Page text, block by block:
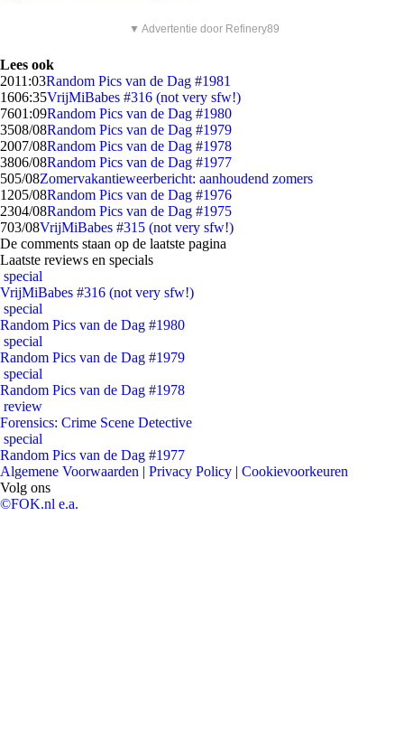
▼ Advertentie door Refinery89
Lees ook
2011:03Random Pics van de Dag #1981
1606:35VrijMiBabes #316 (not very sfw!)
7601:09Random Pics van de Dag #1980
3508/08Random Pics van de Dag #1979
2007/08Random Pics van de Dag #1978
3806/08Random Pics van de Dag #1977
505/08Zomervakantieweerbericht: aanhoudend zomers
1205/08Random Pics van de Dag #1976
2304/08Random Pics van de Dag #1975
703/08VrijMiBabes #315 (not very sfw!)
De comments staan op de laatste pagina
Laatste reviews en specials
special
VrijMiBabes #316 (not very sfw!)
special
Random Pics van de Dag #1980
special
Random Pics van de Dag #1979
special
Random Pics van de Dag #1978
review
Forensics: Crime Scene Detective
special
Random Pics van de Dag #1977
Algemene Voorwaarden | Privacy Policy | Cookievoorkeuren
Volg ons
©FOK.nl e.a.